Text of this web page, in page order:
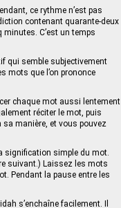
ce rythme n’est pas
contenant quarante-deux
C’est un temps
qui semble subjectivement
mots que l’on prononce
chaque mot aussi lentement
réciter le mot, puis
sa manière, et vous pouvez
signification simple du mot.
suivant.) Laissez les mots
Pendant la pause entre les
s’enchaîne facilement. Il